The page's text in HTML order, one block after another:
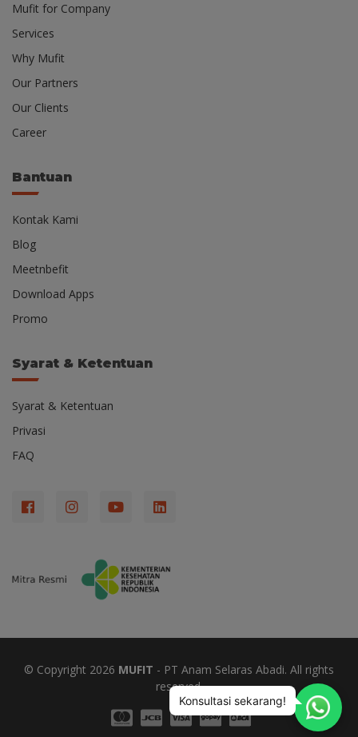
Konsultasi sekarang!
Mufit for Company
Services
Why Mufit
Our Partners
Our Clients
Career
Bantuan
Kontak Kami
Blog
Meetnbefit
Download Apps
Promo
Syarat & Ketentuan
Syarat & Ketentuan
Privasi
FAQ
© Copyright 2026 MUFIT - PT Anam Selaras Abadi. All rights
reserved.